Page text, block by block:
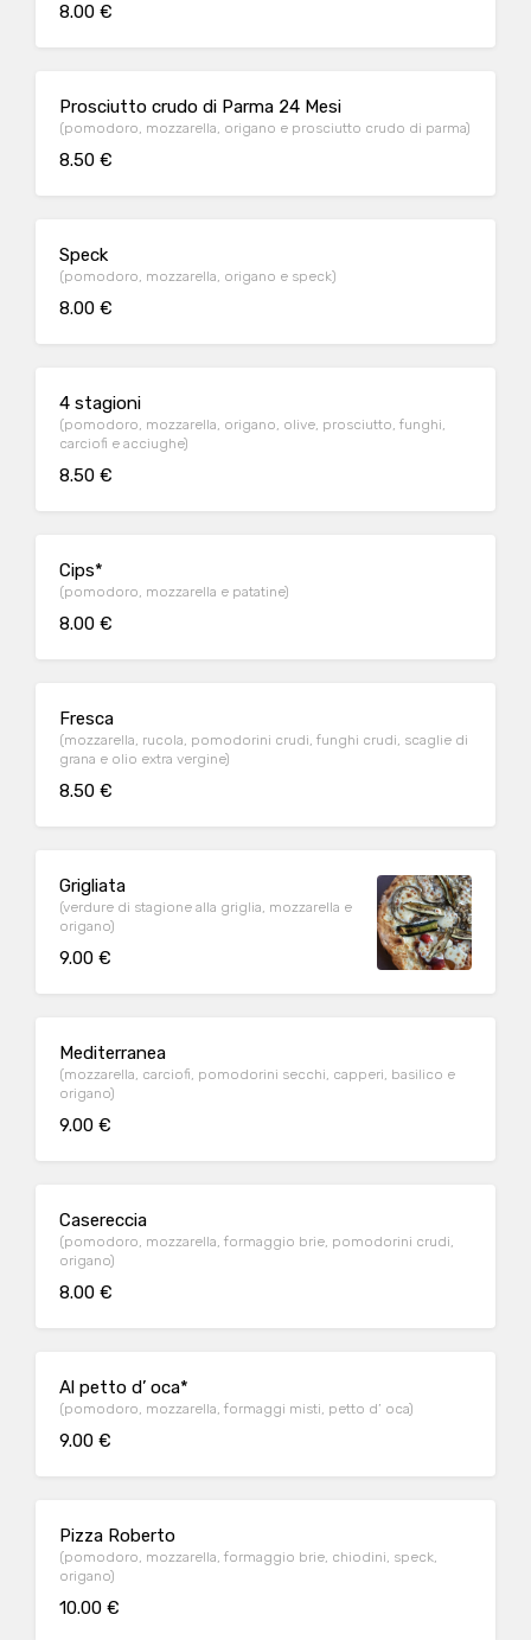
8.00 €
Prosciutto crudo di Parma 24 Mesi
(pomodoro, mozzarella, origano e prosciutto crudo di parma)
8.50 €
Speck
(pomodoro, mozzarella, origano e speck)
8.00 €
4 stagioni
(pomodoro, mozzarella, origano, olive, prosciutto, funghi,
carciofi e acciughe)
8.50 €
Cips*
(pomodoro, mozzarella e patatine)
8.00 €
Fresca
(mozzarella, rucola, pomodorini crudi, funghi crudi, scaglie di
grana e olio extra vergine)
8.50 €
Grigliata
(verdure di stagione alla griglia, mozzarella e
origano)
9.00 €
Mediterranea
(mozzarella, carciofi, pomodorini secchi, capperi, basilico e
origano)
9.00 €
Casereccia
(pomodoro, mozzarella, formaggio brie, pomodorini crudi,
origano)
8.00 €
Al petto d’ oca*
(pomodoro, mozzarella, formaggi misti, petto d’ oca)
9.00 €
Pizza Roberto
(pomodoro, mozzarella, formaggio brie, chiodini, speck,
origano)
10.00 €